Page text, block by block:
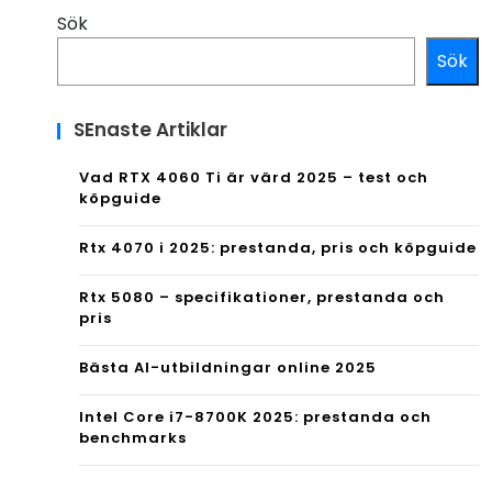
Sök
Sök
SEnaste Artiklar
Vad RTX 4060 Ti är värd 2025 – test och
köpguide
Rtx 4070 i 2025: prestanda, pris och köpguide
Rtx 5080 – specifikationer, prestanda och
pris
Bästa AI-utbildningar online 2025
Intel Core i7-8700K 2025: prestanda och
benchmarks